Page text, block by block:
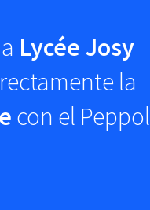
Lycée Josy
la
con el Peppol